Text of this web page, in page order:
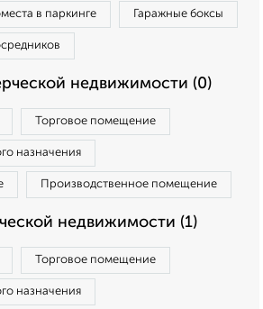
в паркинге Гаражные боксы
недвижимости (0)
Торговое помещение
назначения
Производственное помещение
недвижимости (1)
Торговое помещение
назначения